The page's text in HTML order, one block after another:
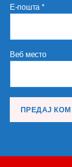
Е-пошта*
Веб место